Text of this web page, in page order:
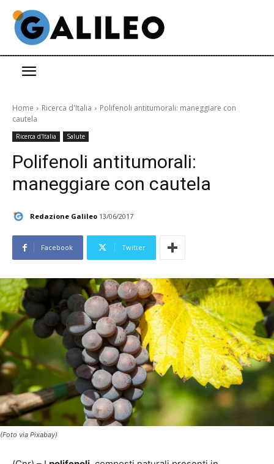
Home Ricerca d'Italia
Polifenoli antitumorali: maneggiare con
cautela
Ricerca d'Italia Salute
Polifenoli antitumorali:
maneggiare con cautela
Redazione Galileo 13/06/2017
Facebook Twitter
(Foto via Pixabay)